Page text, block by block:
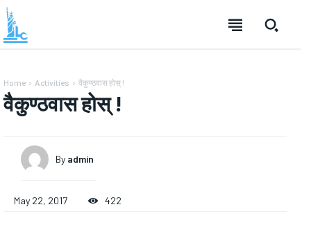
Home Activities वैकुण्ठवास होस् !
वैकुण्ठवास होस् !
By admin
May 22, 2017 422